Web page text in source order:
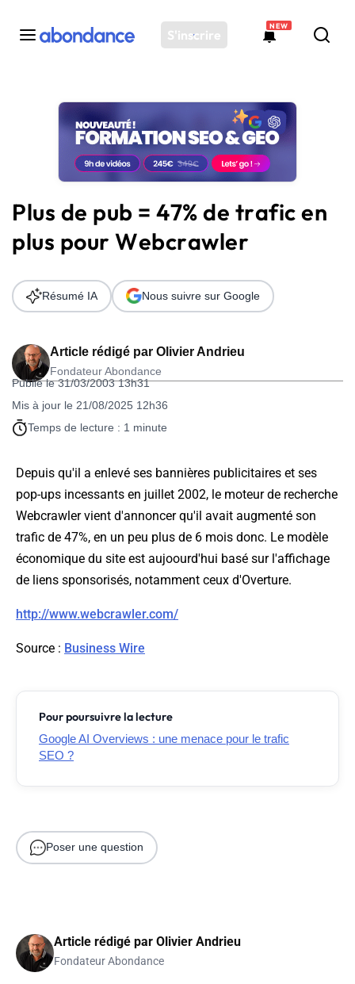
S'inscrire
NEW
Toutes les actus
Actus SEO
Plateforme
Solutions
Ressources
Audit SEO
Plus de pub = 47% de trafic en
plus pour Webcrawler
Article rédigé par Olivier Andrieu
Fondateur Abondance
Publié le 31/03/2003 13h31
Mis à jour le 21/08/2025 12h36
Temps de lecture : 1 minute
Résumé IA Nous suivre sur Google
Depuis qu'il a enlevé ses bannières publicitaires et ses
pop-ups incessants en juillet 2002, le moteur de recherche
Webcrawler vient d'annoncer qu'il avait augmenté son
trafic de 47%, en un peu plus de 6 mois donc. Le modèle
économique du site est aujoourd'hui basé sur l'affichage
de liens sponsorisés, notamment ceux d'Overture.
http://www.webcrawler.com/
Source : Business Wire
Pour poursuivre la lecture
Google AI Overviews : une menace pour le trafic
SEO ?
Poser une question
Article rédigé par Olivier Andrieu
Fondateur Abondance